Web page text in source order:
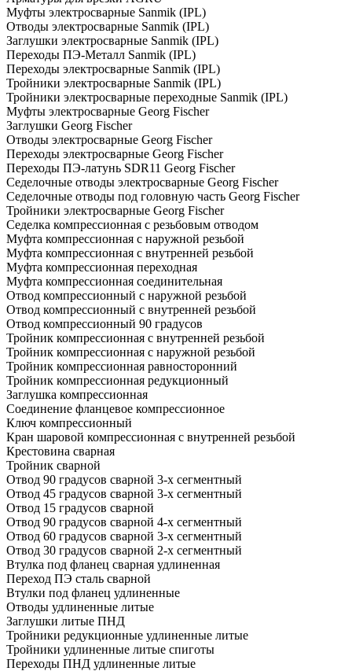
Муфты электросварные Sanmik (IPL)
Отводы электросварные Sanmik (IPL)
Заглушки электросварные Sanmik (IPL)
Переходы ПЭ-Металл Sanmik (IPL)
Переходы электросварные Sanmik (IPL)
Тройники электросварные Sanmik (IPL)
Тройники электросварные переходные Sanmik (IPL)
Муфты электросварные Georg Fischer
Заглушки Georg Fischer
Отводы электросварные Georg Fischer
Переходы электросварные Georg Fischer
Переходы ПЭ-латунь SDR11 Georg Fischer
Седелочные отводы электросварные Georg Fischer
Седелочные отводы под головную часть Georg Fischer
Тройники электросварные Georg Fischer
Седелка компрессионная с резьбовым отводом
Муфта компрессионная с наружной резьбой
Муфта компрессионная с внутренней резьбой
Муфта компрессионная переходная
Муфта компрессионная соединительная
Отвод компрессионный с наружной резьбой
Отвод компрессионный с внутренней резьбой
Отвод компрессионный 90 градусов
Тройник компрессионная с внутренней резьбой
Тройник компрессионная с наружной резьбой
Тройник компрессионная равносторонний
Тройник компрессионная редукционный
Заглушка компрессионная
Соединение фланцевое компрессионное
Ключ компрессионный
Кран шаровой компрессионная с внутренней резьбой
Крестовина сварная
Тройник сварной
Отвод 90 градусов сварной 3-х сегментный
Отвод 45 градусов сварной 3-х сегментный
Отвод 15 градусов сварной
Отвод 90 градусов сварной 4-х сегментный
Отвод 60 градусов сварной 3-х сегментный
Отвод 30 градусов сварной 2-х сегментный
Втулка под фланец сварная удлиненная
Переход ПЭ сталь сварной
Втулки под фланец удлиненные
Отводы удлиненные литые
Заглушки литые ПНД
Тройники редукционные удлиненные литые
Тройники удлиненные литые спиготы
Переходы ПНД удлиненные литые